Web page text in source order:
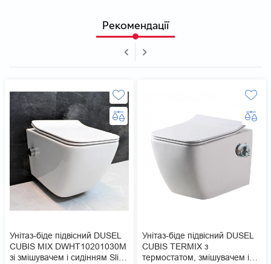
Рекомендації
Унітаз-біде підвісний DUSEL
CUBIS MIX DWHT10201030М
зі змішувачем і сидінням Slim
Унітаз-біде підвісний DUSEL
CUBIS TERMIX з
термостатом, змішувачем і